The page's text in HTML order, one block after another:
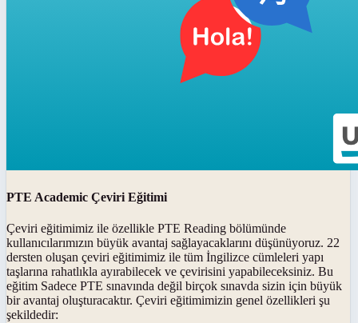
PTE Academic Çeviri Eğitimi
Çeviri eğitimimiz ile özellikle PTE Reading bölümünde
kullanıcılarımızın büyük avantaj sağlayacaklarını düşünüyoruz. 22
dersten oluşan çeviri eğitimimiz ile tüm İngilizce cümleleri yapı
taşlarına rahatlıkla ayırabilecek ve çevirisini yapabileceksiniz. Bu
eğitim Sadece PTE sınavında değil birçok sınavda sizin için büyük
bir avantaj oluşturacaktır. Çeviri eğitimimizin genel özellikleri şu
şekildedir: